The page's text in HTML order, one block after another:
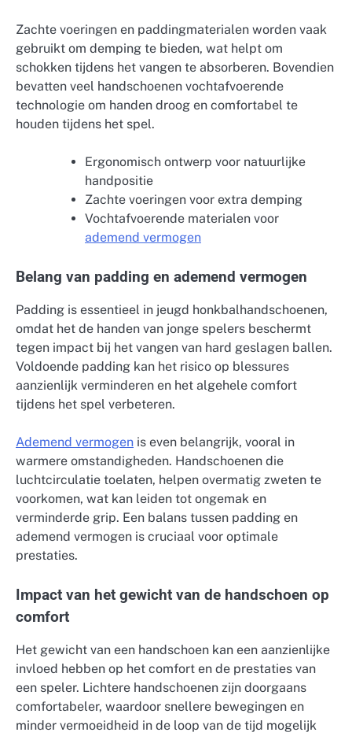
Zachte voeringen en paddingmaterialen worden vaak
gebruikt om demping te bieden, wat helpt om
schokken tijdens het vangen te absorberen. Bovendien
bevatten veel handschoenen vochtafvoerende
technologie om handen droog en comfortabel te
houden tijdens het spel.
Ergonomisch ontwerp voor natuurlijke
handpositie
Zachte voeringen voor extra demping
Vochtafvoerende materialen voor
ademend vermogen
Belang van padding en ademend vermogen
Padding is essentieel in jeugd honkbalhandschoenen,
omdat het de handen van jonge spelers beschermt
tegen impact bij het vangen van hard geslagen ballen.
Voldoende padding kan het risico op blessures
aanzienlijk verminderen en het algehele comfort
tijdens het spel verbeteren.
Ademend vermogen is even belangrijk, vooral in
warmere omstandigheden. Handschoenen die
luchtcirculatie toelaten, helpen overmatig zweten te
voorkomen, wat kan leiden tot ongemak en
verminderde grip. Een balans tussen padding en
ademend vermogen is cruciaal voor optimale
prestaties.
Impact van het gewicht van de handschoen op
comfort
Het gewicht van een handschoen kan een aanzienlijke
invloed hebben op het comfort en de prestaties van
een speler. Lichtere handschoenen zijn doorgaans
comfortabeler, waardoor snellere bewegingen en
minder vermoeidheid in de loop van de tijd mogelijk